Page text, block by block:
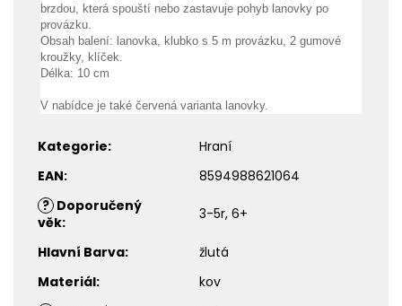
brzdou, která spouští nebo zastavuje pohyb lanovky po
provázku.
Obsah balení: lanovka, klubko s 5 m provázku, 2 gumové
kroužky, klíček.
Délka: 10 cm
V nabídce je také červená varianta lanovky.
Kategorie:
Hraní
EAN:
8594988621064
? Doporučený
věk: 3-5r, 6+
Hlavní Barva:
žlutá
Materiál:
kov